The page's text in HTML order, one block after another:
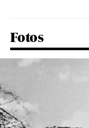
Fotos